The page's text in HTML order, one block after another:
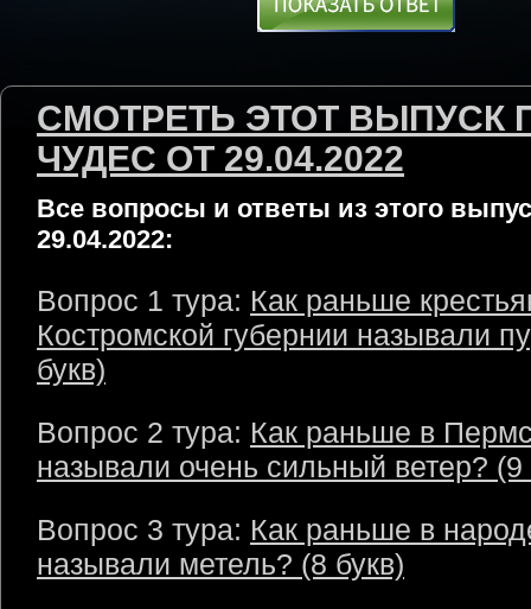
СМОТРЕТЬ ЭТОТ ВЫПУСК
ЧУДЕС ОТ 29.04.2022
Все вопросы и ответы из этого
29.04.2022:
Вопрос 1 тура: Как раньше
Костромской губернии называли
букв)
Вопрос 2 тура: Как раньше в
называли очень сильный ветер? (9
Вопрос 3 тура: Как раньше в
называли метель? (8 букв)